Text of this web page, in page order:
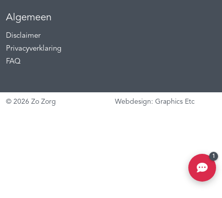
Algemeen
Disclaimer
Privacyverklaring
FAQ
© 2026 Zo Zorg Webdesign: Graphics Etc
1